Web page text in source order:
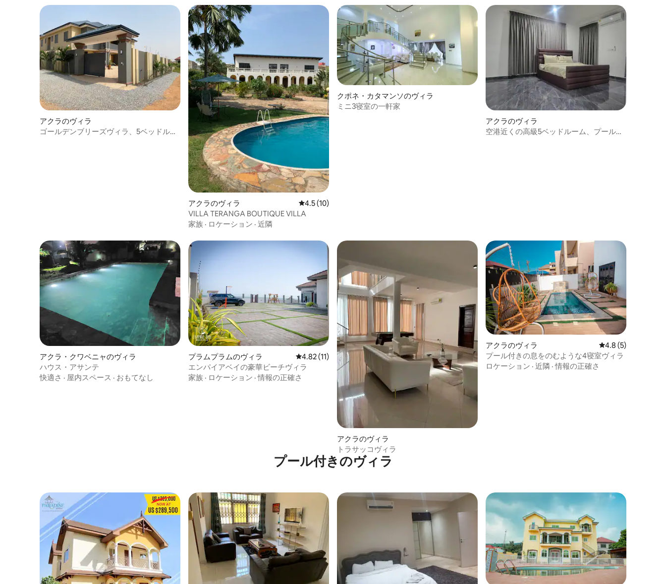
アクラのヴィラ
ゴールデンブリーズヴィラ、5ベッドルー
アクラのヴィラ レビュー10件、5つ星中4.5つ星の平均評価
4.5 (10)
VILLA TERANGA BOUTIQUE VILLA
家族 · ロケーション · 近隣
クポネ・カタマンソのヴィラ
ミニ3寝室の一軒家
アクラのヴィラ
空港近くの高級5ベッドルーム、プール付
アクラ・クワベニャのヴィラ
ハウス・アサンテ
快適さ · 屋内スペース · おもてなし
プラムプラムのヴィラ レビュー11件、5つ星中4.82つ星の平均評価
4.82 (11)
エンパイアベイの豪華ビーチヴィラ
家族 · ロケーション ·情報の正確さ
アクラのヴィラ
トラサッコヴィラ
アクラのヴィラ レビュー5件、5つ
4.8 (5)
プール付きの息をのむような4寝室ヴィラ
ロケーション · 近隣 ·情報の正確さ
プール付きのヴィラ